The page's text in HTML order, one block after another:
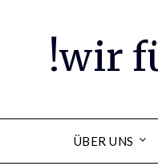
!wir
ÜBER UNS